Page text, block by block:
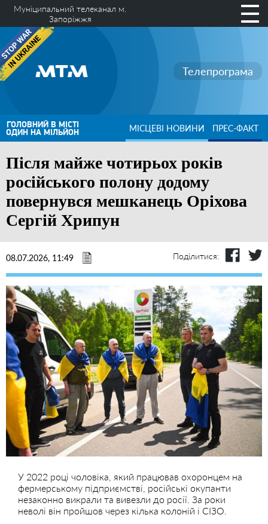
Муніципальний телеканал м.
Запоріжжя
Телепрограма
ГОЛОВНИЙ В МІСТІ
ОДИН НА МІЛЬЙОН МІСЦЕВІ НОВИНИ ПРЕС-ФАКТ
Після майже чотирьох років
російського полону додому
повернувся мешканець Оріхова
Сергій Хрипун
08.07.2026, 11:49 Поділитися:
У 2022 році чоловіка, який працював охоронцем на
фермерському підприємстві, російські окупанти
незаконно викрали та вивезли до росії. За роки
неволі він пройшов через кілька колоній і СІЗО.